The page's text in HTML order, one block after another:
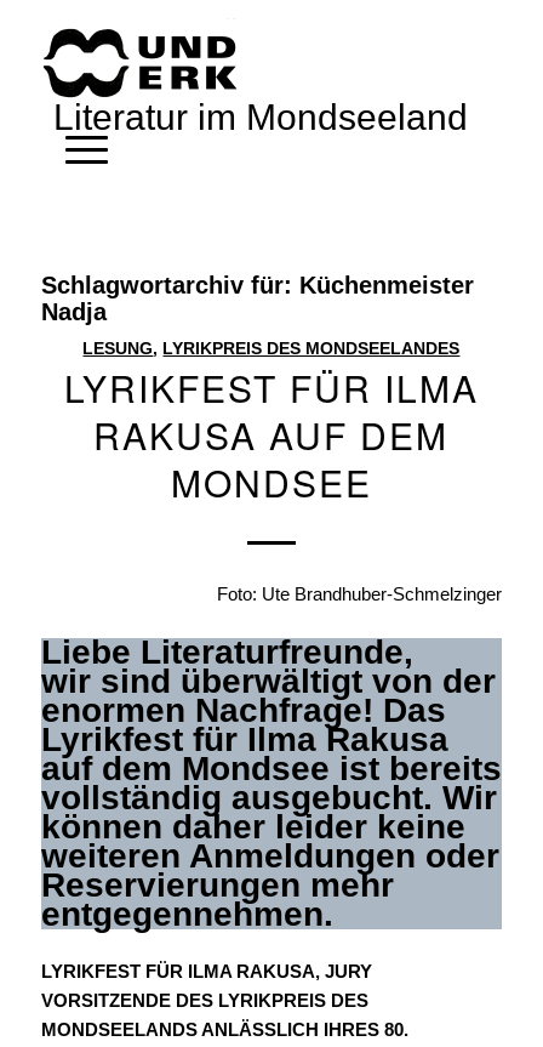
Literatur im Mondseeland
Schlagwortarchiv für: Küchenmeister
Nadja
LESUNG, LYRIKPREIS DES MONDSEELANDES
LYRIKFEST FÜR ILMA
RAKUSA AUF DEM
MONDSEE
Foto: Ute Brandhuber-Schmelzinger
Liebe Literaturfreunde,
wir sind überwältigt von der
enormen Nachfrage! Das
Lyrikfest für Ilma Rakusa
auf dem Mondsee ist bereits
vollständig ausgebucht. Wir
können daher leider keine
weiteren Anmeldungen oder
Reservierungen mehr
entgegennehmen.
LYRIKFEST FÜR ILMA RAKUSA, JURY
VORSITZENDE DES LYRIKPREIS DES
MONDSEELANDS ANLÄSSLICH IHRES 80.